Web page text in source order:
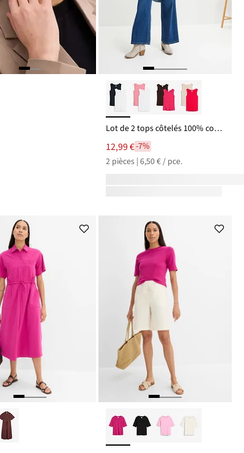
Lot de 2 tops côtelés 100% coton
12,99 €-7%
2 pièces | 6,50 € / pce.